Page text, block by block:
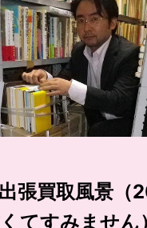
張買取風景（
てすみません）